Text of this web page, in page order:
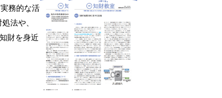
務的な活
法や、
財を身近